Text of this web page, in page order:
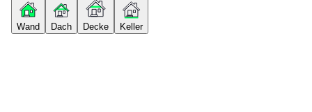
Wand Dach Decke Keller